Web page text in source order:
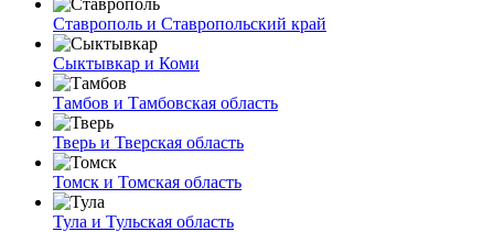
Ставрополь и Ставропольский край
Сыктывкар и Коми
Тамбов и Тамбовская область
Тверь и Тверская область
Томск и Томская область
Тула и Тульская область